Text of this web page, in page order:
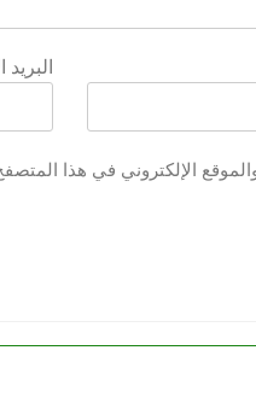
الإلكتروني في هذا